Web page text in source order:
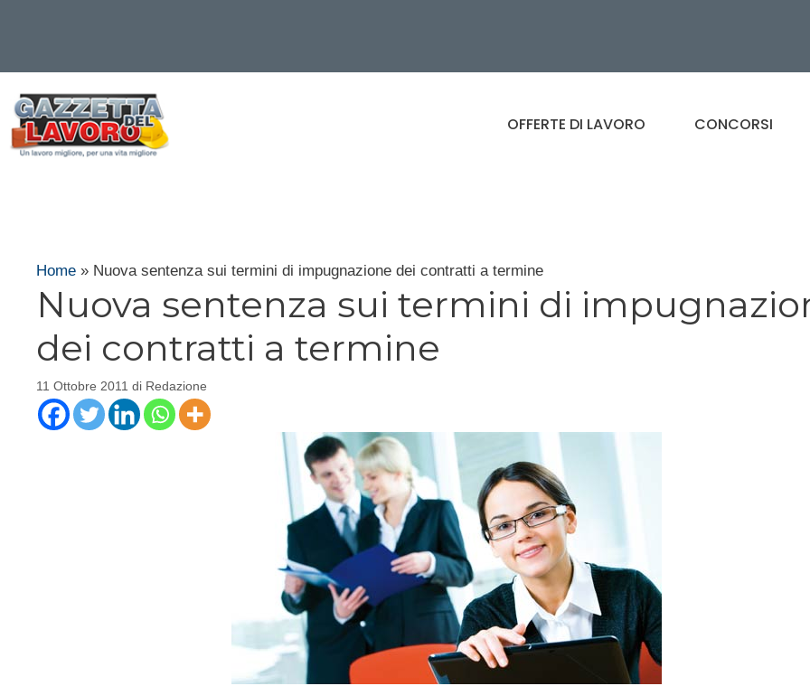
contenuto
OFFERTE DI LAVORO CONCORSI
Home » Nuova sentenza sui termini di impugnazione dei contratti a termine
Nuova sentenza sui termini di
dei contratti a termine
11 Ottobre 2011 di Redazione